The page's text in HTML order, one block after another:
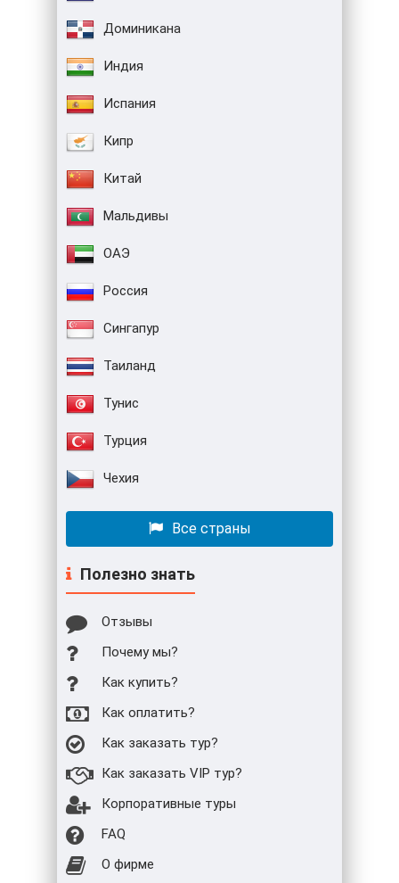
Доминикана
Индия
Испания
Кипр
Китай
Мальдивы
ОАЭ
Россия
Сингапур
Таиланд
Тунис
Турция
Чехия
Все страны
Полезно знать
Отзывы
Почему мы?
Как купить?
Как оплатить?
Как заказать тур?
Как заказать VIP тур?
Корпоративные туры
FAQ
О фирме